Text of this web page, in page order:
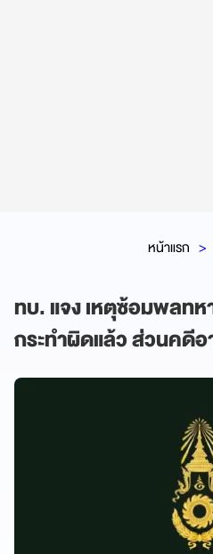
หน้าแรก
ทบ. แจง เหตุซ้อมพลท
กระทำผิดแล้ว ส่วนคดี